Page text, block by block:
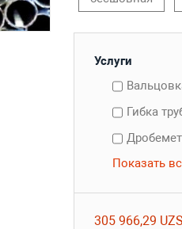
Услуги
Гибка
Показать
305 966,29 UZS